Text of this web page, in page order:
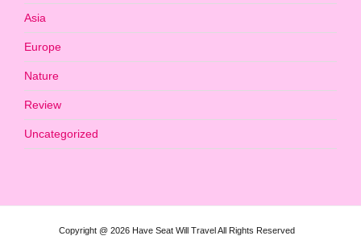
Asia
Europe
Nature
Review
Uncategorized
Copyright @ 2026 Have Seat Will Travel All Rights Reserved